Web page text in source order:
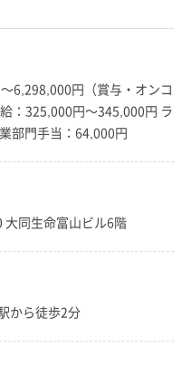
6,298,000円（賞与・オンコ
：325,000円～345,000円 ラ
部門手当：64,000円
大同生命富山ビル6階
から徒歩2分